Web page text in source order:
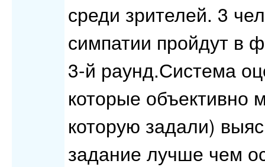
среди зрителей. 3
симпатии пройдут в
3-й раунд.Система
которые объективно
которую задали)
задание лучше чем